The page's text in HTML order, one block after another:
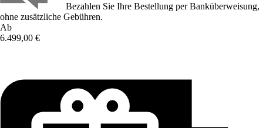
Bezahlen Sie Ihre Bestellung per Banküberweisung,
ohne zusätzliche Gebühren.
Ab
6.499,00 €